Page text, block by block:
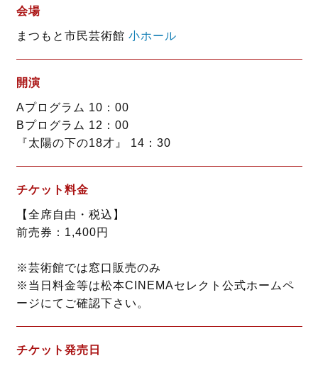
会場
まつもと市民芸術館 小ホール
開演
Aプログラム 10：00
Bプログラム 12：00
『太陽の下の18才』 14：30
チケット料金
【全席自由・税込】
前売券：1,400円
※芸術館では窓口販売のみ
※当日料金等は松本CINEMAセレクト公式ホームペ
ージにてご確認下さい。
チケット発売日